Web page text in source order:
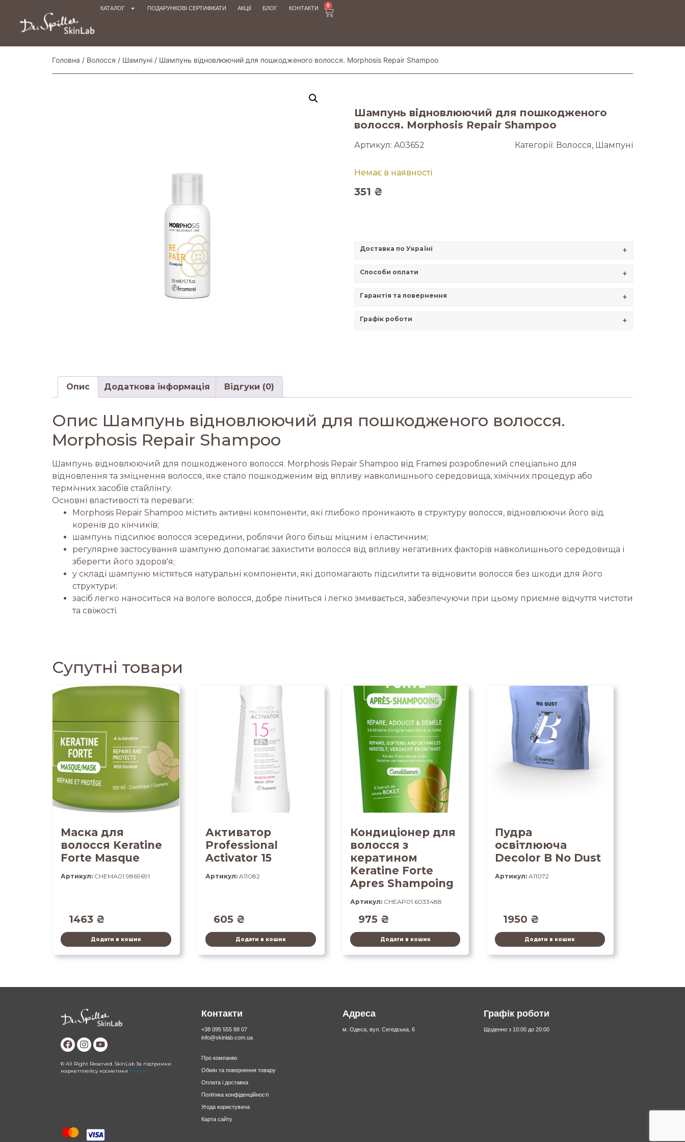
КАТАЛОГ ПОДАРУНКОВІ СЕРТИФІКАТИ АКЦІЇ БЛОГ КОНТАКТИ 0
Головна / Волосся / Шампуні / Шампунь відновлюючий для пошкодженого волосся. Morphosis Repair Shampoo
Шампунь відновлюючий для пошкодженого
волосся. Morphosis Repair Shampoo
351 ₴
Немає в наявності
Артикул: A03652 Категорії: Волосся, Шампуні
Доставка по Україні +
Способи оплати +
Гарантія та повернення +
Графік роботи +
Опис Додаткова інформація Відгуки (0)
Опис Шампунь відновлюючий для пошкодженого волосся.
Morphosis Repair Shampoo
Шампунь відновлюючий для пошкодженого волосся. Morphosis Repair Shampoo від Framesi розроблений спеціально для
відновлення та зміцнення волосся, яке стало пошкодженим від впливу навколишнього середовища, хімічних процедур або
термічних засобів стайлінгу.
Основні властивості та переваги:
Morphosis Repair Shampoo містить активні компоненти, які глибоко проникають в структуру волосся, відновлюючи його від
коренів до кінчиків;
шампунь підсилює волосся зсередини, роблячи його більш міцним і еластичним;
регулярне застосування шампуню допомагає захистити волосся від впливу негативних факторів навколишнього середовища і
зберегти його здоров'я;
у складі шампуню містяться натуральні компоненти, які допомагають підсилити та відновити волосся без шкоди для його
структури;
засіб легко наноситься на вологе волосся, добре піниться і легко змивається, забезпечуючи при цьому приємне відчуття чистоти
та свіжості.
Супутні товари
Маска для
волосся Keratine
Forte Masque
Артикул: CHEMA01.9869691
1463 ₴
Додати в кошик
Активатор
Professional
Activator 15
Артикул:A11082
605 ₴
Додати в кошик
Кондиціонер для
волосся з
кератином
Keratine Forte
Apres Shampoing
Артикул:CHEAP01.6033488
975 ₴
Додати в кошик
Пудра
освітлююча
Decolor B No Dust
Артикул:A11072
1950 ₴
Додати в кошик
© All Right Reserved. SkinLab За підтримки
маркетплейсу косметики Froomo
Контакти
+38 095 555 88 07
info@skinlab.com.ua
Про компанію
Обмін та повернення товару
Оплата і доставка
Політика конфіденційності
Угода користувача
Карта сайту
Адреса
м. Одеса, вул. Сегедська, 6
Графік роботи
Щоденно з 10:00 до 20:00